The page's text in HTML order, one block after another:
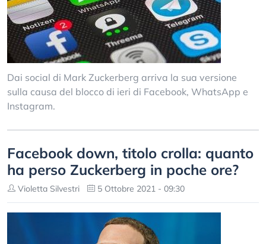
Dai social di Mark Zuckerberg arriva la sua versione
sulla causa del blocco di ieri di Facebook, WhatsApp e
Instagram.
Facebook down, titolo crolla: quanto
ha perso Zuckerberg in poche ore?
Violetta Silvestri 5 Ottobre 2021 - 09:30